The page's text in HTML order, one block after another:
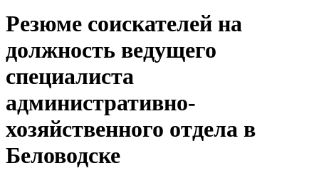
Резюме соискателей на
должность ведущего
специалиста
административно-
хозяйственного отдела в
Беловодске